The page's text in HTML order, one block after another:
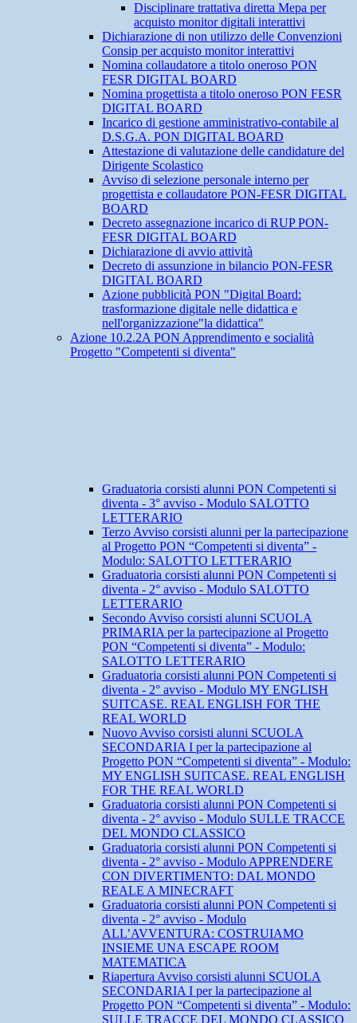
Disciplinare trattativa diretta Mepa per
acquisto monitor digitali interattivi
Dichiarazione di non utilizzo delle Convenzioni
Consip per acquisto monitor interattivi
Nomina collaudatore a titolo oneroso PON
FESR DIGITAL BOARD
Nomina progettista a titolo oneroso PON FESR
DIGITAL BOARD
Incarico di gestione amministrativo-contabile al
D.S.G.A. PON DIGITAL BOARD
Attestazione di valutazione delle candidature del
Dirigente Scolastico
Avviso di selezione personale interno per
progettista e collaudatore PON-FESR DIGITAL
BOARD
Decreto assegnazione incarico di RUP PON-
FESR DIGITAL BOARD
Dichiarazione di avvio attività
Decreto di assunzione in bilancio PON-FESR
DIGITAL BOARD
Azione pubblicità PON "Digital Board:
trasformazione digitale nelle didattica e
nell'organizzazione"la didattica"
Azione 10.2.2A PON Apprendimento e socialità
Progetto "Competenti si diventa"
Graduatoria corsisti alunni PON Competenti si
diventa - 3° avviso - Modulo SALOTTO
LETTERARIO
Terzo Avviso corsisti alunni per la partecipazione
al Progetto PON “Competenti si diventa” -
Modulo: SALOTTO LETTERARIO
Graduatoria corsisti alunni PON Competenti si
diventa - 2° avviso - Modulo SALOTTO
LETTERARIO
Secondo Avviso corsisti alunni SCUOLA
PRIMARIA per la partecipazione al Progetto
PON “Competenti si diventa” - Modulo:
SALOTTO LETTERARIO
Graduatoria corsisti alunni PON Competenti si
diventa - 2° avviso - Modulo MY ENGLISH
SUITCASE. REAL ENGLISH FOR THE
REAL WORLD
Nuovo Avviso corsisti alunni SCUOLA
SECONDARIA I per la partecipazione al
Progetto PON “Competenti si diventa” - Modulo:
MY ENGLISH SUITCASE. REAL ENGLISH
FOR THE REAL WORLD
Graduatoria corsisti alunni PON Competenti si
diventa - 2° avviso - Modulo SULLE TRACCE
DEL MONDO CLASSICO
Graduatoria corsisti alunni PON Competenti si
diventa - 2° avviso - Modulo APPRENDERE
CON DIVERTIMENTO: DAL MONDO
REALE A MINECRAFT
Graduatoria corsisti alunni PON Competenti si
diventa - 2° avviso - Modulo
ALL’AVVENTURA: COSTRUIAMO
INSIEME UNA ESCAPE ROOM
MATEMATICA
Riapertura Avviso corsisti alunni SCUOLA
SECONDARIA I per la partecipazione al
Progetto PON “Competenti si diventa” - Modulo:
SULLE TRACCE DEL MONDO CLASSICO